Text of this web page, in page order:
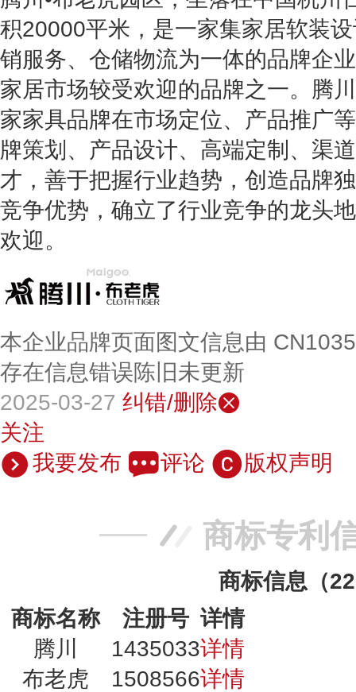
积20000平米，是一家集家居软装
销服务、仓储物流为一体的品牌企
家居市场较受欢迎的品牌之一。腾
家家具品牌在市场定位、产品推广
牌策划、产品设计、高端定制、渠
才，善于把握行业趋势，创造品牌
竞争优势，确立了行业竞争的龙头
欢迎。
本企业品牌页面图文信息由
存在信息错误陈旧未更新
2025-03-27 纠错/删除
关注
我要发布
评论 版权声明
商标专利
商标信息（
商标名称
注册号 详情
腾川
1435033详情
布老虎
1508566详情